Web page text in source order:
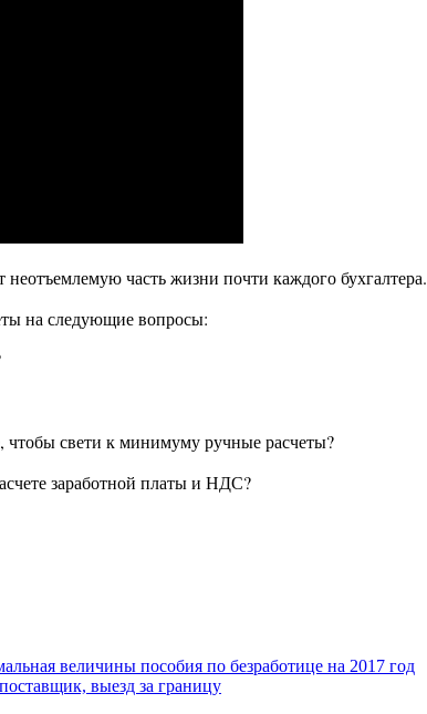
часть жизни почти каждого бухгалтера.
на следующие вопросы:
свети к минимуму ручные расчеты?
заработной платы и НДС?
величины пособия по безработице на 2017 год
выезд за границу